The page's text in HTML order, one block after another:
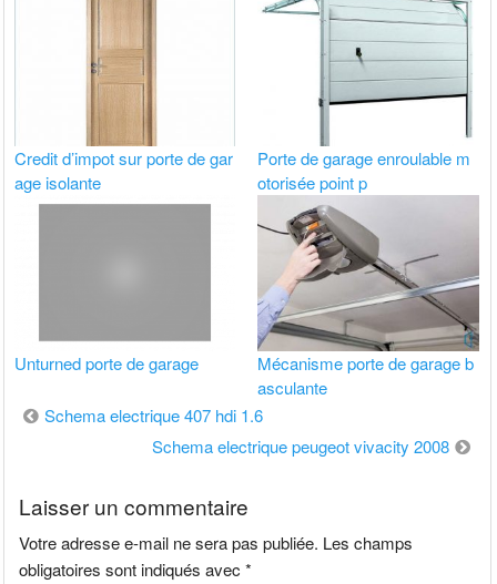
Credit d’impot sur porte de gar
age isolante
Porte de garage enroulable m
otorisée point p
Unturned porte de garage
Mécanisme porte de garage b
asculante
Navigation
Schema electrique 407 hdi 1.6
Schema electrique peugeot vivacity 2008
Laisser un commentaire
Votre adresse e-mail ne sera pas publiée. Les champs
obligatoires sont indiqués avec*